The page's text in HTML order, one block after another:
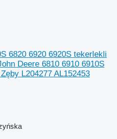
6820 6920 6920S tekerlekli
Deere 6810 6910 6910S
L204277 AL152453